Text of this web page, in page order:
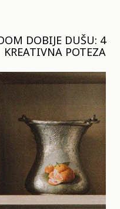
DOBIJE DUŠU: 4
KREATIVNA POTEZA